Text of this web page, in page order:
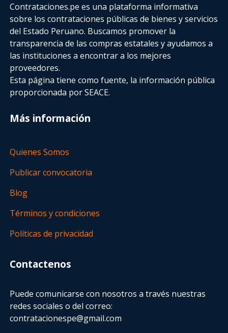
Contrataciones.pe es una plataforma informativa
sobre los contrataciones públicas de bienes y servicios
del Estado Peruano. Buscamos promover la
transparencia de las compras estatalesy ayudamos a
las instituciones a encontrar a los mejores
proveedores.
Esta página tiene como fuente, la información pública
proporcionada por SEACE.
Más información
Quienes Somos
Publicar convocatoria
Blog
Términos y condiciones
Políticas de privacidad
Contactenos
Puede comunicarse con nosotros a través nuestras
redes sociales o del correo:
contratacionespe@gmail.com